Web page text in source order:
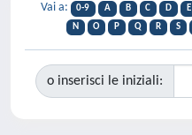
Vai a: 0-9 A B C D E
N
O P Q R S
o inserisci le iniziali: